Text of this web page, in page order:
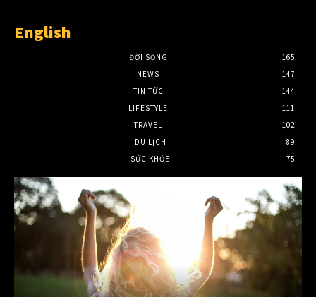
English
ĐỜI SỐNG
165
NEWS
147
TIN TỨC
144
LIFESTYLE
111
TRAVEL
102
DU LỊCH
89
SỨC KHỎE
75